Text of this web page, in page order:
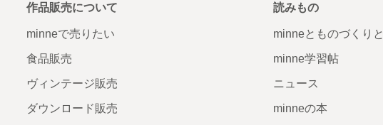
作品販売について
minneで売りたい
食品販売
ヴィンテージ販売
ダウンロード販売
読みもの
minneとものづくりと
minne学習帖
ニュース
minneの本